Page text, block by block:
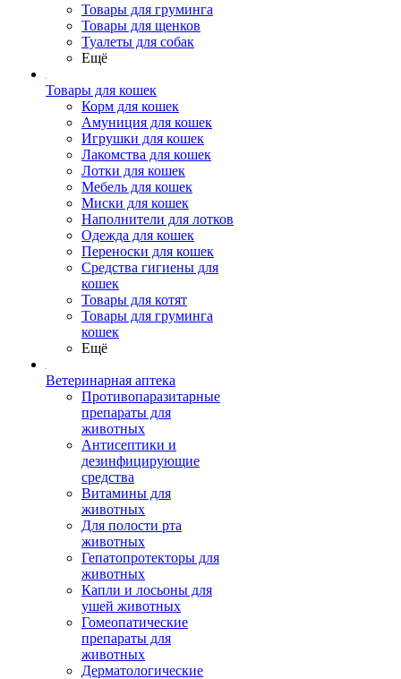
Товары для груминга
Товары для щенков
Туалеты для собак
Ещё
Товары для кошек
Корм для кошек
Амуниция для кошек
Игрушки для кошек
Лакомства для кошек
Лотки для кошек
Мебель для кошек
Миски для кошек
Наполнители для лотков
Одежда для кошек
Переноски для кошек
Средства гигиены для
кошек
Товары для котят
Товары для груминга
кошек
Ещё
Ветеринарная аптека
Противопаразитарные
препараты для
животных
Антисептики и
дезинфицирующие
средства
Витамины для
животных
Для полости рта
животных
Гепатопротекторы для
животных
Капли и лосьоны для
ушей животных
Гомеопатические
препараты для
животных
Дерматологические